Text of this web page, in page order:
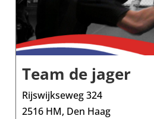
Team de jager
Rijswijkseweg 324
2516 HM, Den Haag